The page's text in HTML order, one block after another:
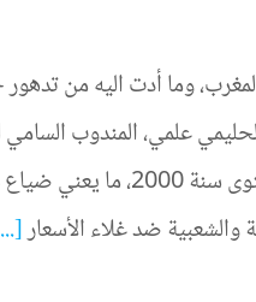
وما أدت اليه من تدهور
2023 "إن المغرب عاد
والشعبية ضد غلاء الأسعار